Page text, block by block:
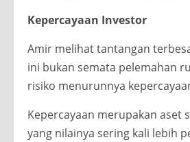
Kepercayaan Investor
Amir melihat tantangan
ini bukan semata pelemahan
risiko menurunnya
Kepercayaan merupakan aset
yang nilainya sering kali lebih